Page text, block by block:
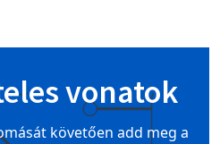
vonatok
követően add meg a